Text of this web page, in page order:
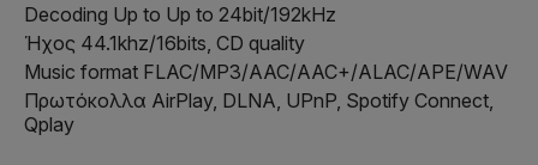
Decoding Up to Up to 24bit/192kHz
Ήχος 44.1khz/16bits, CD quality
Music format FLAC/MP3/AAC/AAC+/ALAC/APE/WAV
Πρωτόκολλα AirPlay, DLNA, UPnP, Spotify Connect,
Qplay